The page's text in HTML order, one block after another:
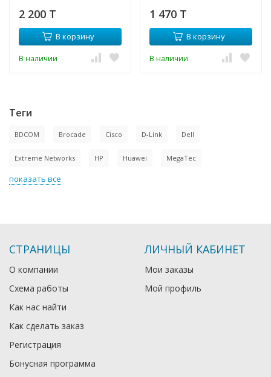
2 200 T
В корзину
В наличии
1 470 T
В корзину
В наличии
Теги
BDCOM Brocade Cisco D-Link Dell
Extreme Networks HP Huawei MegaTec
показать все
СТРАНИЦЫ
О компании
Схема работы
Как нас найти
Как сделать заказ
Регистрация
Бонусная программа
ЛИЧНЫЙ КАБИНЕТ
Мои заказы
Мой профиль